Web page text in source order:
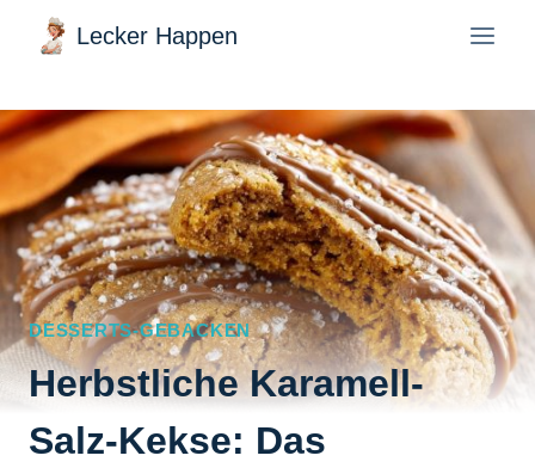
Zum
Inhalt
springen
Lecker Happen
DESSERTS-GEBACKEN
Herbstliche Karamell-
Salz-Kekse: Das